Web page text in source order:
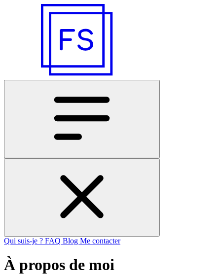
Qui suis-je ? FAQ Blog Me contacter
À propos de moi